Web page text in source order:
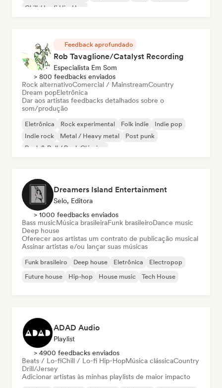
Chill / Lo-fi Hip-Hop
Feedback aprofundado
Rob Tavaglione/Catalyst Recording
Especialista Em Som
> 800 feedbacks enviados
Rock alternativoComercial / MainstreamCountry
Dream popEletrônica
Dar aos artistas feedbacks detalhados sobre o
som/produção
Eletrônica Rock experimental Folk indie
Indie pop
Indie rock
Metal / Heavy metal
Post punk
Rock & Roll / Rock Clássico
Dreamers Island Entertainment
Selo, Editora
> 1000 feedbacks enviados
Bass musicMúsica brasileiraFunk brasileiroDance music
Deep house
Oferecer aos artistas um contrato de publicação musical
Assinar artistas e/ou lançar suas músicas
Funk brasileiro Deep house Eletrônica
Electropop
Future house
Hip-hop House music Tech House
ADAD Audio
Playlist
> 4900 feedbacks enviados
Beats / Lo-fiChill / Lo-fi Hip-HopMúsica clássicaCountry
Drill/Jersey
Adicionar artistas às minhas playlists de maior impacto